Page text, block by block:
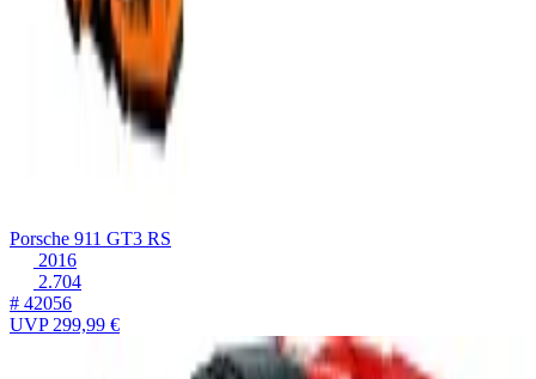
Porsche 911 GT3 RS
2016
2.704
# 42056
UVP299,99 €